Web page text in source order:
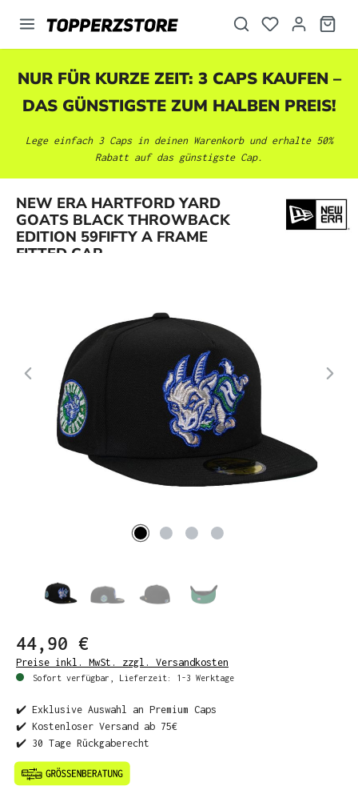
springen
NUR FÜR KURZE ZEIT: 3 CAPS KAUFEN –
DAS GÜNSTIGSTE ZUM HALBEN PREIS!
Lege einfach 3 Caps in deinen Warenkorb und erhalte 50%
Rabatt auf das günstigste Cap.
NEW ERA HARTFORD YARD
GOATS BLACK THROWBACK
EDITION 59FIFTY A FRAME
FITTED CAP
Bildergalerie überspringen
44,90 €
Preise inkl. MwSt. zzgl. Versandkosten
Sofort verfügbar, Lieferzeit: 1-3 Werktage
✔️ Exklusive Auswahl an Premium Caps
✔️ Kostenloser Versand ab 75€
✔️ 30 Tage Rückgaberecht